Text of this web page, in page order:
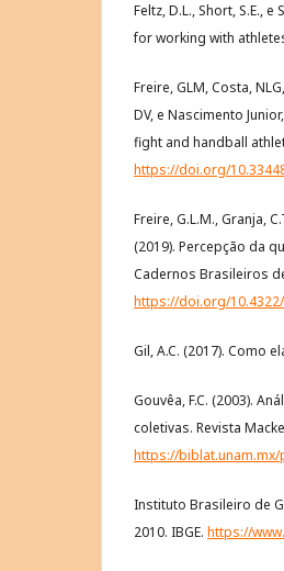
Feltz, D.L., Short, S.E.,
for working with
Freire, GLM, Costa,
DV, e Nascimento
fight and handball
https://doi.org/
Freire, G.L.M., Granja,
(2019). Percepção da
Cadernos Brasileiros
https://doi.org/
Gil, A.C. (2017). Como
Gouvêa, F.C. (2003).
coletivas. Revista
https://
Instituto Brasileiro de
2010. IBGE. https://